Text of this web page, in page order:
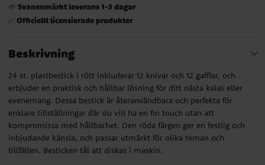
🌱 Svanenmärkt leverans 1-3 dagar
✅ Officiellt licensierade produkter
Beskrivning
24 st. plastbestick i rött inkluderar 12 knivar och 12 gafflar, och
erbjuder en praktisk och hållbar lösning för ditt nästa kalas eller
evenemang. Dessa bestick är återanvändbara och perfekta för
enklare tillställningar där du vill ha en fin touch utan att
kompromissa med hållbarhet. Den röda färgen ger en festlig och
inbjudande känsla, och passar utmärkt för olika teman och
tillfällen. Besticken tål att diskas i maskin.